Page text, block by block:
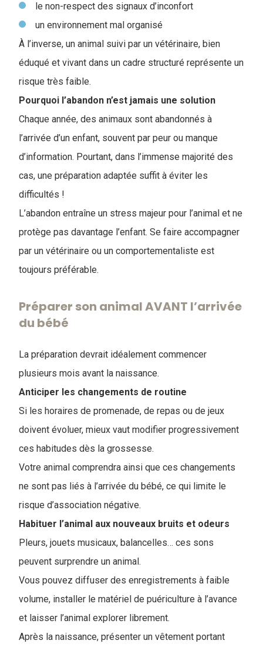
le non-respect des signaux d’inconfort
un environnement mal organisé
À l’inverse, un animal suivi par un vétérinaire, bien
éduqué et vivant dans un cadre structuré représente un
risque très faible.
Pourquoi l’abandon n’est jamais une solution
Chaque année, des animaux sont abandonnés à
l’arrivée d’un enfant, souvent par peur ou manque
d’information. Pourtant, dans l’immense majorité des
cas, une préparation adaptée suffit à éviter les
difficultés !
L’abandon entraîne un stress majeur pour l’animal et ne
protège pas davantage l’enfant. Se faire accompagner
par un vétérinaire ou un comportementaliste est
toujours préférable.
Préparer son animal AVANT l’arrivée
du bébé
La préparation devrait idéalement commencer
plusieurs mois avant la naissance.
Anticiper les changements de routine
Si les horaires de promenade, de repas ou de jeux
doivent évoluer, mieux vaut modifier progressivement
ces habitudes dès la grossesse.
Votre animal comprendra ainsi que ces changements
ne sont pas liés à l’arrivée du bébé, ce qui limite le
risque d’association négative.
Habituer l’animal aux nouveaux bruits et odeurs
Pleurs, jouets musicaux, balancelles… ces sons
peuvent surprendre un animal.
Vous pouvez diffuser des enregistrements à faible
volume, installer le matériel de puériculture à l’avance
et laisser l’animal explorer librement.
Après la naissance, présenter un vêtement portant